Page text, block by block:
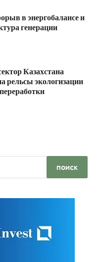
в энергобалансе и
генерации
Казахстана
рельсы экологизации